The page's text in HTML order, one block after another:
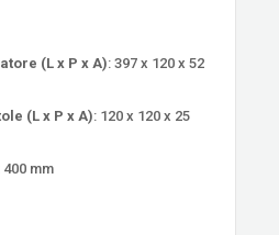
(L x P x A): 397 x 120 x 52
(L x P x A): 120 x 120 x 25
400 mm